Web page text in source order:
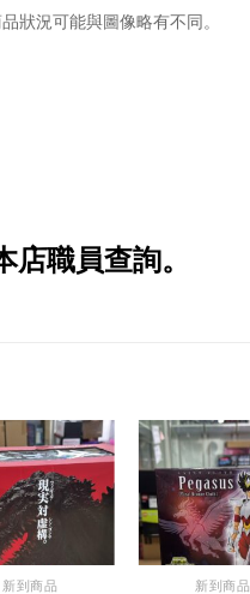
狀況可能與圖像略有不同。
職員查詢。
新到商品​ 新到商品​